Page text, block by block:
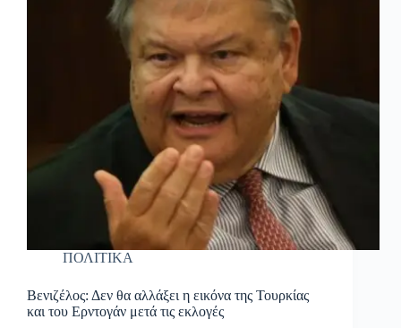
ΠΟΛΙΤΙΚΑ
Βενιζέλος: Δεν θα αλλάξει η εικόνα της Τουρκίας
και του Ερντογάν μετά τις εκλογές